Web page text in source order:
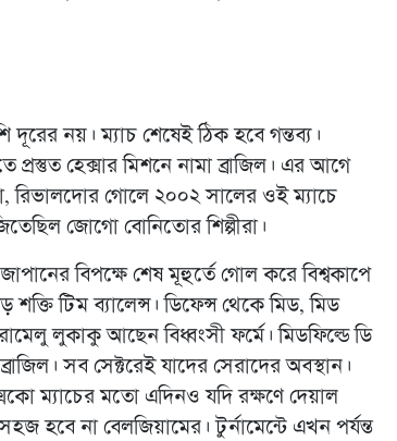
দূরের নয়। ম্যাচ শেষেই ঠিক হবে গন্তব্য।
প্রস্তুত হেক্সার মিশনে নামা ব্রাজিল। এর আগে
রিভালদোর গোলে ২০০২ সালের ওই ম্যাচে
জোগো বোনিতোর শিল্পীরা।
বিপক্ষে শেষ মূহুর্তে গোল করে বিশ্বকাপে
টিম ব্যালেন্স। ডিফেন্স থেকে মিড, মিড
লুকাকু আছেন বিধ্বংসী ফর্মে। মিডফিল্ডে ডি
সব সেক্টরেই যাদের সেরাদের অবস্থান।
ম্যাচের মতো এদিনও যদি রক্ষণে দেয়াল
হবে না বেলজিয়ামের। টুর্নামেন্টে এখন পর্যন্ত